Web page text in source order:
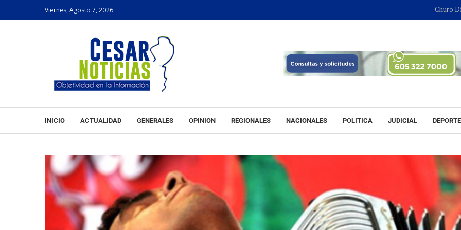
Viernes, Agosto 7, 2026 Churo Díaz
INICIO ACTUALIDAD GENERALES OPINION REGIONALES NACIONALES POLITICA JUDICIAL